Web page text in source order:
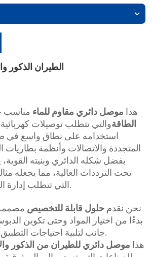
الطيران الذكور
هذا موصل دائري مقاوم للماء مناسب
الطاقةوالتي تتطلب توصيلات
استخدامه على نطاق واسع في
المتجددة والاتصالات وأنظمة بطاريات
بفضل شكله الدائري وبنيته
تحت الترددات العالية، مما يجعله
التي تتطلب إدارة الطاقة ونقلها بكفاءة.
نحن نقدم حلول قابلة للتخصيص
بدءًا من اختيار المواد وحتى تكوين
جانب لتلبية احتياجات التطبيق الفريدة الخاصة بك.
هذا موصل دائري للطيران من الذكور